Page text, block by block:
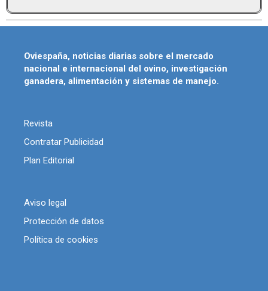
Oviespaña, noticias diarias sobre el mercado
nacional e internacional del ovino, investigación
ganadera, alimentación y sistemas de manejo.
Revista
Contratar Publicidad
Plan Editorial
Aviso legal
Protección de datos
Política de cookies